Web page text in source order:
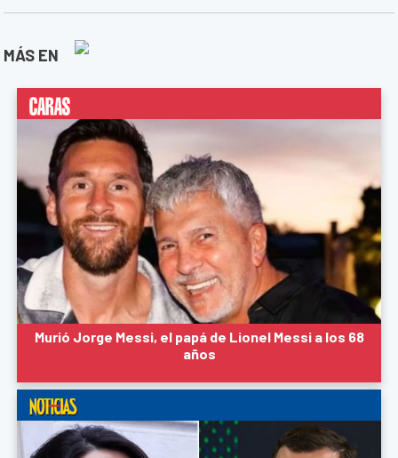
MÁS EN
Murió Jorge Messi, el papá de Lionel Messi a los 68
años